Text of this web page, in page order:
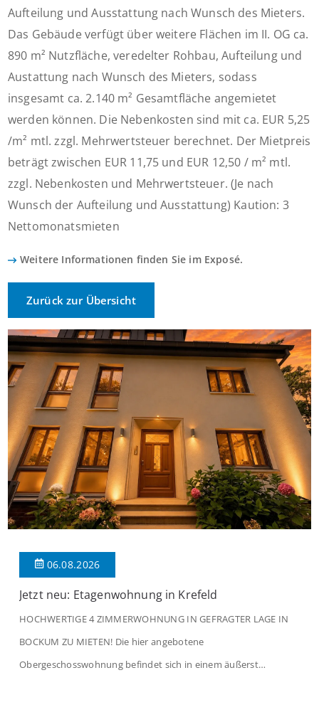
Aufteilung und Ausstattung nach Wunsch des Mieters.
Das Gebäude verfügt über weitere Flächen im II. OG ca.
890 m² Nutzfläche, veredelter Rohbau, Aufteilung und
Austattung nach Wunsch des Mieters, sodass
insgesamt ca. 2.140 m² Gesamtfläche angemietet
werden können. Die Nebenkosten sind mit ca. EUR 5,25
/m² mtl. zzgl. Mehrwertsteuer berechnet. Der Mietpreis
beträgt zwischen EUR 11,75 und EUR 12,50 / m² mtl.
zzgl. Nebenkosten und Mehrwertsteuer. (Je nach
Wunsch der Aufteilung und Ausstattung) Kaution: 3
Nettomonatsmieten
Weitere Informationen finden Sie im Exposé.
Zurück zur Übersicht
06.08.2026
Jetzt neu: Etagenwohnung in Krefeld
HOCHWERTIGE 4 ZIMMERWOHNUNG IN GEFRAGTER LAGE IN
BOCKUM ZU MIETEN! Die hier angebotene
Obergeschosswohnung befindet sich in einem äußerst